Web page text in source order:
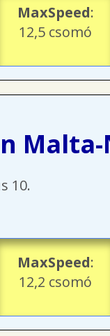
MaxSpeed:
12,5 csomó
10.
MaxSpeed:
12,2 csomó